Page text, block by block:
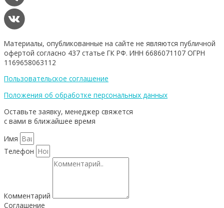
Материалы, опубликованные на сайте не являются публичной
офертой согласно 437 статье ГК РФ. ИНН 6686071107 ОГРН
1169658063112
Пользовательское соглашение
Положения об обработке персональных данных
Оставьте заявку, менеджер свяжется
с вами в ближайшее время
Имя
Телефон
Комментарий
Соглашение